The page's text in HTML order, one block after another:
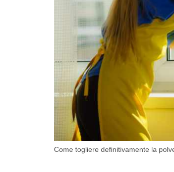
Come togliere definitivamente la